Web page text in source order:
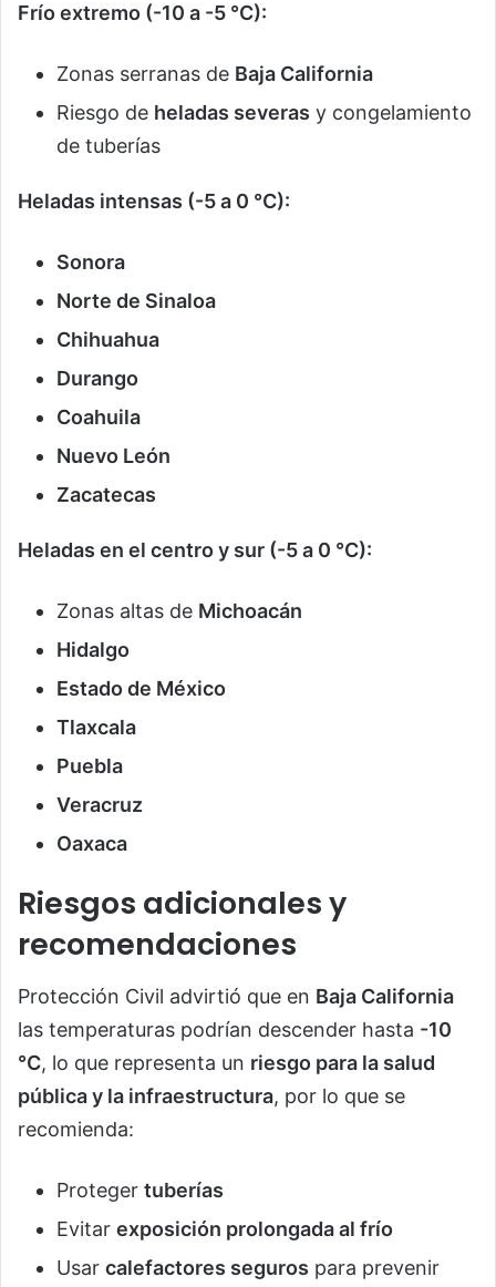
Frío extremo (-10 a -5 °C):
Zonas serranas de Baja California
Riesgo de heladas severas y congelamiento
de tuberías
Heladas intensas (-5 a 0 °C):
Sonora
Norte de Sinaloa
Chihuahua
Durango
Coahuila
Nuevo León
Zacatecas
Heladas en el centro y sur (-5 a 0 °C):
Zonas altas de Michoacán
Hidalgo
Estado de México
Tlaxcala
Puebla
Veracruz
Oaxaca
Riesgos adicionales y
recomendaciones
Protección Civil advirtió que en Baja California
las temperaturas podrían descender hasta -10
°C, lo que representa un riesgo para la salud
pública y la infraestructura, por lo que se
recomienda:
Proteger tuberías
Evitar exposición prolongada al frío
Usar calefactores seguros para prevenir